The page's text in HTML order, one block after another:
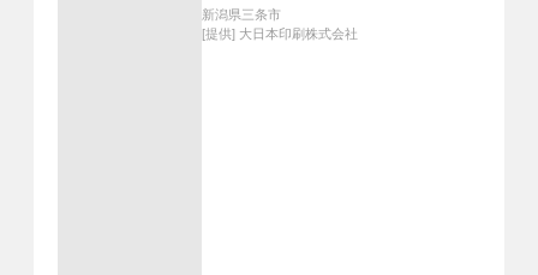
新潟県三条市
[提供] 大日本印刷株式会社